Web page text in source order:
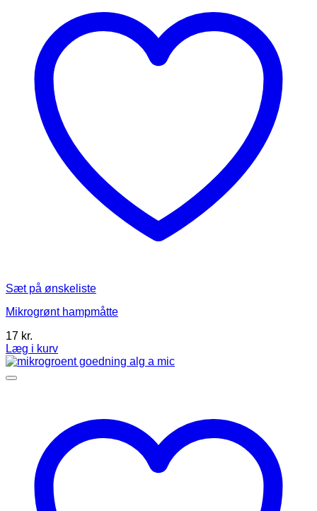
Sæt på ønskeliste
Mikrogrønt hampmåtte
17 kr.
Læg i kurv
Dette
vare
Mulighederne
varesiden